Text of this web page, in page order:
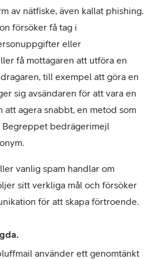
av nätfiske, även kallat phishing.
försöker få tag i
eller
få mottagaren att utföra en
till exempel att göra en
sig avsändaren för att vara en
att agera snabbt, en metod som
Begreppet bedrägerimejl
vanlig spam handlar om
sitt verkliga mål och försöker
för att skapa förtroende.
använder ett genomtänkt